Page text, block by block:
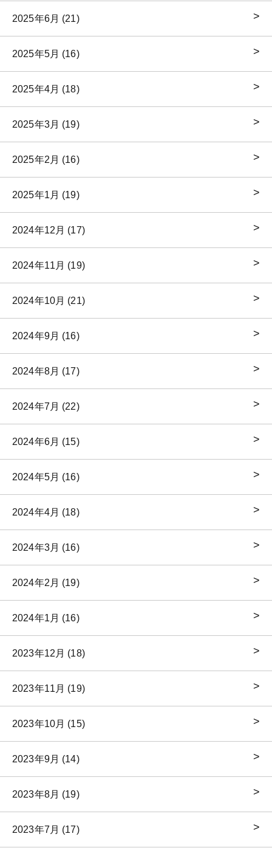
2025年6月 (21)
2025年5月 (16)
2025年4月 (18)
2025年3月 (19)
2025年2月 (16)
2025年1月 (19)
2024年12月 (17)
2024年11月 (19)
2024年10月 (21)
2024年9月 (16)
2024年8月 (17)
2024年7月 (22)
2024年6月 (15)
2024年5月 (16)
2024年4月 (18)
2024年3月 (16)
2024年2月 (19)
2024年1月 (16)
2023年12月 (18)
2023年11月 (19)
2023年10月 (15)
2023年9月 (14)
2023年8月 (19)
2023年7月 (17)